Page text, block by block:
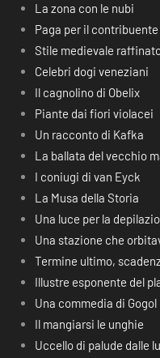
La zona con le nubi
Paga per il contribuente
Stile medievale
Celebri dogi veneziani
Il cagnolino di Obelix
Piante dai fiori violacei
Un racconto di Kafka
La ballata del vecchio
I coniugi di van Eyck
La Musa della Storia
Una luce per la
Una stazione che
Termine ultimo,
Illustre esponente del
Una commedia di Gogol
Il mangiarsi le unghie
Uccello di palude dalle